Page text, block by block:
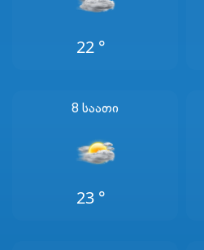
22 °
8 Საათი
23 °